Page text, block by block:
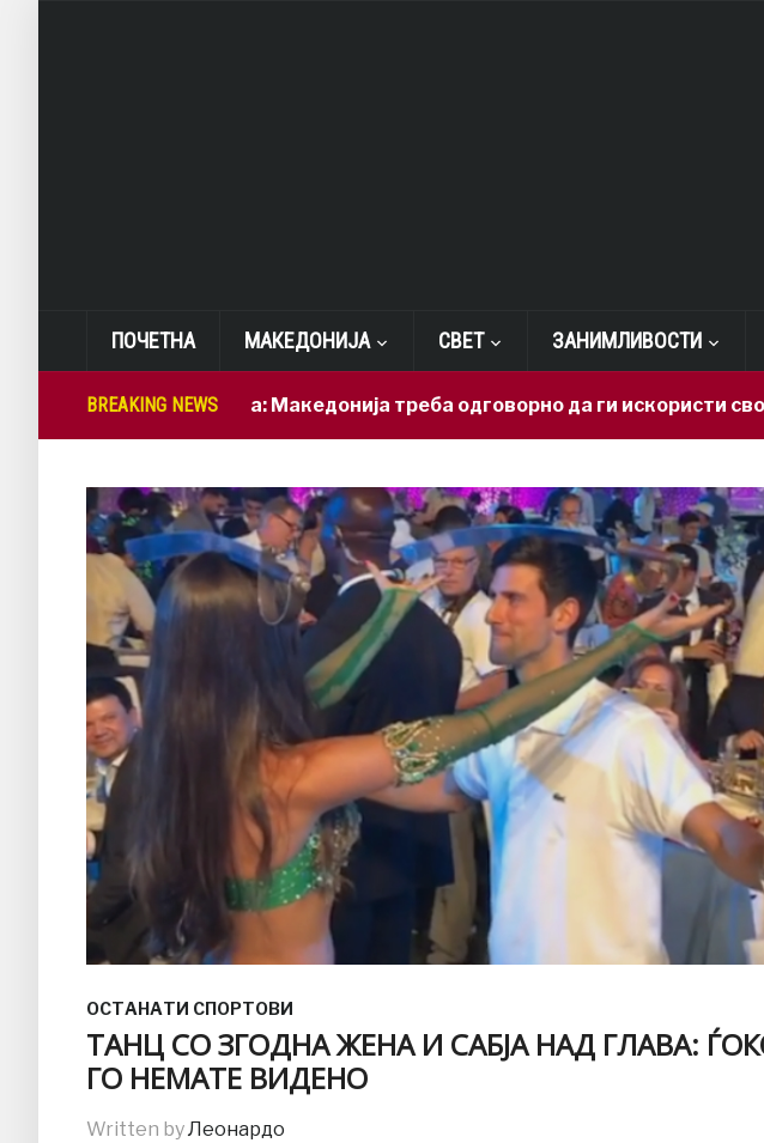
ПОЧЕТНА МАКЕДОНИЈА СВЕТ ЗАНИМЛИВОСТИ
BREAKING NEWS
Лепиткова: Македонија треба одговорно да ги искористи своите
ОСТАНАТИ СПОРТОВИ
ТАНЦ СО ЗГОДНА ЖЕНА И САБЈА НАД ГЛАВА:
ГО НЕМАТЕ ВИДЕНО
Written byЛеонардо